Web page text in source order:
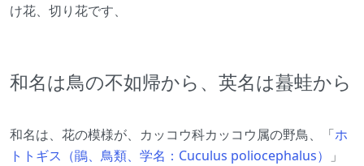
け花、切り花です、
和名は鳥の不如帰から、英名は蟇蛙から
和名は、花の模様が、カッコウ科カッコウ属の野鳥、「ホ
トトギス（鵑、鳥類、学名：Cuculus poliocephalus）
」